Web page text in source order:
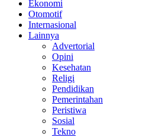
Ekonomi
Otomotif
Internasional
Lainnya
Advertorial
Opini
Kesehatan
Religi
Pendidikan
Pemerintahan
Peristiwa
Sosial
Tekno